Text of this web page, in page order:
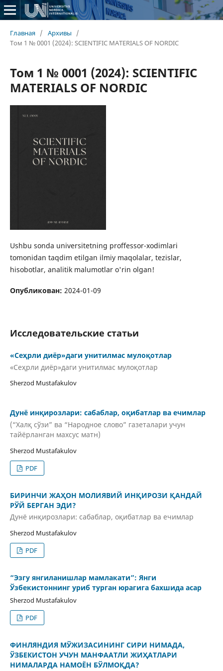
Главная / Архивы
/
Том 1 № 0001 (2024): SCIENTIFIC MATERIALS OF NORDIC
Том 1 № 0001 (2024): SCIENTIFIC
MATERIALS OF NORDIC
Ushbu sonda universitetning proffessor-xodimlari
tomonidan taqdim etilgan ilmiy maqolalar, tezislar,
hisobotlar, analitik malumotlar o'rin olgan!
Опубликован: 2024-01-09
Исследовательские статьи
«Сеҳрли диёр»даги унитилмас мулоқотлар
«Сеҳрли диёр»даги унитилмас мулоқотлар
Sherzod Mustafakulov
Дунё инқирозлари: сабаблар, оқибатлар ва ечимлар
(“Халқ сўзи” ва “Народное слово” газеталари учун
тайёрланган махсус матн)
Sherzod Mustafakulov
PDF
БИРИНЧИ ЖАҲОН МОЛИЯВИЙ ИНҚИРОЗИ ҚАНДАЙ
РЎЙ БЕРГАН ЭДИ?
Дунё инқирозлари: сабаблар, оқибатлар ва ечимлар
Sherzod Mustafakulov
PDF
“Эзгу янгиланишлар мамлакати”: Янги
Ўзбекистоннинг уриб турган юрагига бахшида асар
Sherzod Mustafakulov
PDF
ФИНЛЯНДИЯ МЎЖИЗАСИНИНГ СИРИ НИМАДА,
ЎЗБЕКИСТОН УЧУН МАНФААТЛИ ЖИҲАТЛАРИ
НИМАЛАРДА НАМОЁН БЎЛМОҚДА?